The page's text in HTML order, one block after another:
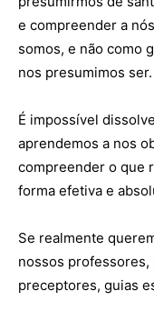
e compreender a
somos, e não como
nos presumimos ser.
É impossível
aprendemos a nos
compreender o que
forma efetiva e
Se realmente
nossos
preceptores, guias